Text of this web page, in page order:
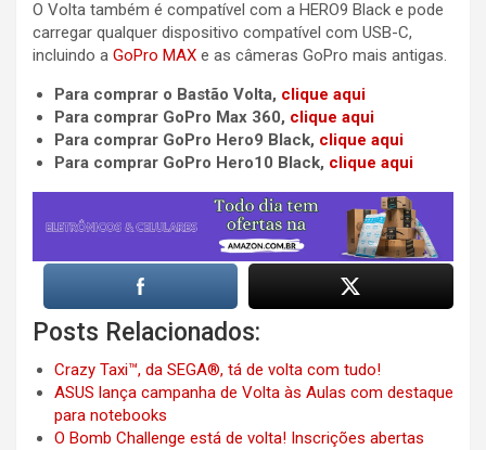
O Volta também é compatível com a HERO9 Black e pode
carregar qualquer dispositivo compatível com USB-C,
incluindo a GoPro MAX e as câmeras GoPro mais antigas.
Para comprar o Bastão Volta, clique aqui
Para comprar GoPro Max 360, clique aqui
Para comprar GoPro Hero9 Black, clique aqui
Para comprar GoPro Hero10 Black, clique aqui
Posts Relacionados:
Crazy Taxi™, da SEGA®, tá de volta com tudo!
ASUS lança campanha de Volta às Aulas com destaque
para notebooks
O Bomb Challenge está de volta! Inscrições abertas